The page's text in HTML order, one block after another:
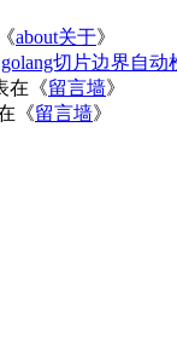
about关于》
golang切片边界自动
在《留言墙》
《留言墙》